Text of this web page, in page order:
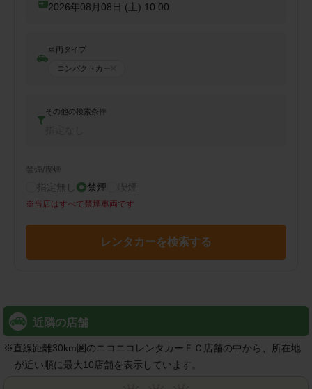
2026年08月08日 (土) 10:00
車両タイプ
コンパクトカー
その他の検索条件
禁煙/喫煙
指定無し 禁煙 喫煙
※ 当店はすべて禁煙車両です
レンタカーを検索する
近隣の店舗
※直線距離30km圏のニコニコレンタカーＦＣ店舗の中から、所在地
が近い順に最大10店舗を表示しています。